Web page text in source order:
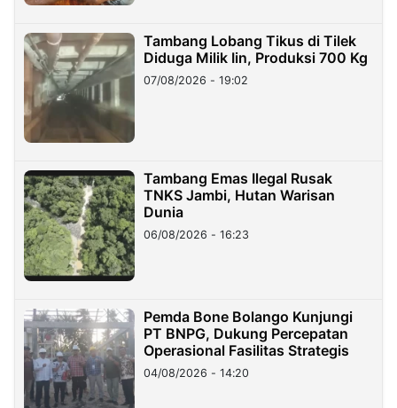
Tambang Lobang Tikus di Tilek
Diduga Milik Iin, Produksi 700 Kg
07/08/2026 - 19:02
Tambang Emas Ilegal Rusak
TNKS Jambi, Hutan Warisan
Dunia
06/08/2026 - 16:23
Pemda Bone Bolango Kunjungi
PT BNPG, Dukung Percepatan
Operasional Fasilitas Strategis
04/08/2026 - 14:20